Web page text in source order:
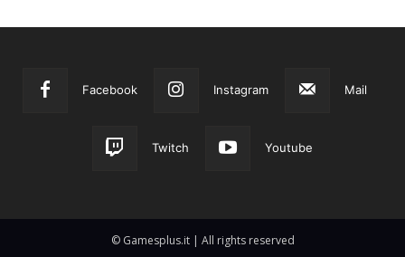
Facebook Instagram Mail
Twitch Youtube
© Gamesplus.it | All rights reserved